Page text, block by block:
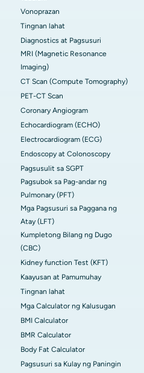
Vonoprazan
Tingnan lahat
Diagnostics at Pagsusuri
MRI (Magnetic Resonance
Imaging)
CT Scan (Compute Tomography)
PET-CT Scan
Coronary Angiogram
Echocardiogram (ECHO)
Electrocardiogram (ECG)
Endoscopy at Colonoscopy
Pagsusulit sa SGPT
Pagsubok sa Pag-andar ng
Pulmonary (PFT)
Mga Pagsusuri sa Paggana ng
Atay (LFT)
Kumpletong Bilang ng Dugo
(CBC)
Kidney function Test (KFT)
Kaayusan at Pamumuhay
Tingnan lahat
Mga Calculator ng Kalusugan
BMI Calculator
BMR Calculator
Body Fat Calculator
Pagsusuri sa Kulay ng Paningin